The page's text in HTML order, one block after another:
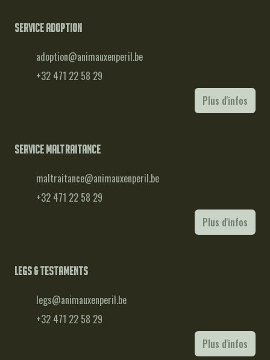
Service adoption
adoption@animauxenperil.be
+32 471 22 58 29
Plus d'infos
Service maltraitance
maltraitance@animauxenperil.be
+32 471 22 58 29
Plus d'infos
Legs & testaments
legs@animauxenperil.be
+32 471 22 58 29
Plus d'infos